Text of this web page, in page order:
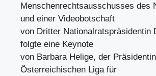
Menschenrechtsausschusses des
und einer Videobotschaft
von Dritter Nationalratspräsidentin
folgte eine Keynote
von Barbara Helige, der
Österreichischen Liga für